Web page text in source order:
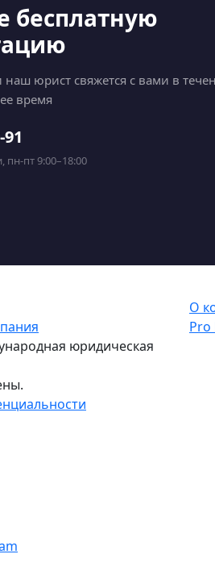
бесплатную
наш юрист свяжется с вами в
время
пн-пт 9:00–18:00
юридическая
О
Pro